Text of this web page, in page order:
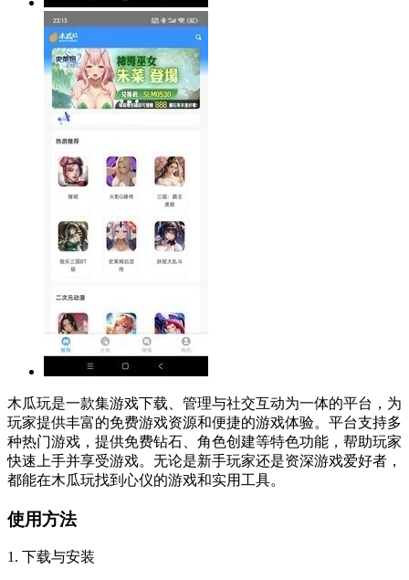
木瓜玩是一款集游戏下载、管理与社交互动为一体的平台，为
玩家提供丰富的免费游戏资源和便捷的游戏体验。平台支持多
种热门游戏，提供免费钻石、角色创建等特色功能，帮助玩家
快速上手并享受游戏。无论是新手玩家还是资深游戏爱好者，
都能在木瓜玩找到心仪的游戏和实用工具。
使用方法
1. 下载与安装